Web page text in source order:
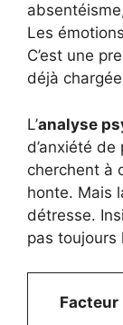
Les
C’est une
déjà
L’analyse
d’anxiété
cherchent à
honte. Mais
détresse.
pas toujours
Facteur